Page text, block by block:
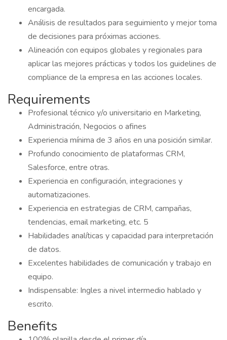
encargada.
Análisis de resultados para seguimiento y mejor toma
de decisiones para próximas acciones.
Alineación con equipos globales y regionales para
aplicar las mejores prácticas y todos los guidelines de
compliance de la empresa en las acciones locales.
Requirements
Profesional técnico y/o universitario en Marketing,
Administración, Negocios o afines
Experiencia mínima de 3 años en una posición similar.
Profundo conocimiento de plataformas CRM,
Salesforce, entre otras.
Experiencia en configuración, integraciones y
automatizaciones.
Experiencia en estrategias de CRM, campañas,
tendencias, email marketing, etc. 5
Habilidades analíticas y capacidad para interpretación
de datos.
Excelentes habilidades de comunicación y trabajo en
equipo.
Indispensable: Ingles a nivel intermedio hablado y
escrito.
Benefits